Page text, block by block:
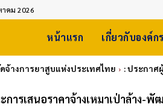
าคม 2026
หน้าแรก เกี่ยวกับองค์กร
จ้างการยาสูบแห่งประเทศไทย : ประกาศ
การเสนอราคาจ้างเหมาเป่าล้าง-